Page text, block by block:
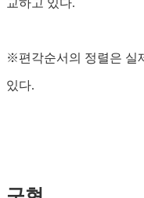
교하고 있다.
※편각순서의 정렬은 실
있다.